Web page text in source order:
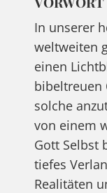
In unserer
weltweiten
einen
bibeltreuen
solche
von einem
Gott Selbst
tiefes
Realitäten